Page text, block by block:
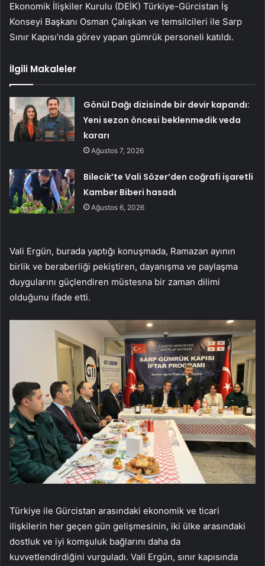
Ekonomik İlişkiler Kurulu (DEİK) Türkiye-Gürcistan İş
Konseyi Başkanı Osman Çalışkan ve temsilcileri ile Sarp
Sınır Kapısı’nda görev yapan gümrük personeli katıldı.
İlgili Makaleler
Gönül Dağı dizisinde bir devir kapandı:
Yeni sezon öncesi beklenmedik veda
kararı
Ağustos 7, 2026
Bilecik’te Vali Sözer’den coğrafi işaretli
Kamber Biberi hasadı
Ağustos 6, 2026
Vali Ergün, burada yaptığı konuşmada, Ramazan ayının
birlik ve beraberliği pekiştiren, dayanışma ve paylaşma
duygularını güçlendiren müstesna bir zaman dilimi
olduğunu ifade etti.
Türkiye ile Gürcistan arasındaki ekonomik ve ticari
ilişkilerin her geçen gün gelişmesinin, iki ülke arasındaki
dostluk ve iyi komşuluk bağlarını daha da
kuvvetlendirdiğini vurguladı. Vali Ergün, sınır kapısında